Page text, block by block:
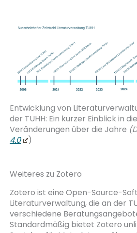
Entwicklung von
der TUHH: Ein kurzer Einblick in
Veränderungen über die Jahre
4.0
)
Weiteres zu Zotero
Zotero ist eine Open-Source-
Literaturverwaltung, die an der
verschiedene
Standardmäßig bietet Zotero